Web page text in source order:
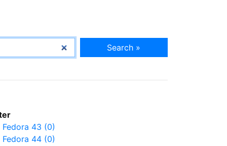
Search »
Fedora 43 (0)
Fedora 44 (0)